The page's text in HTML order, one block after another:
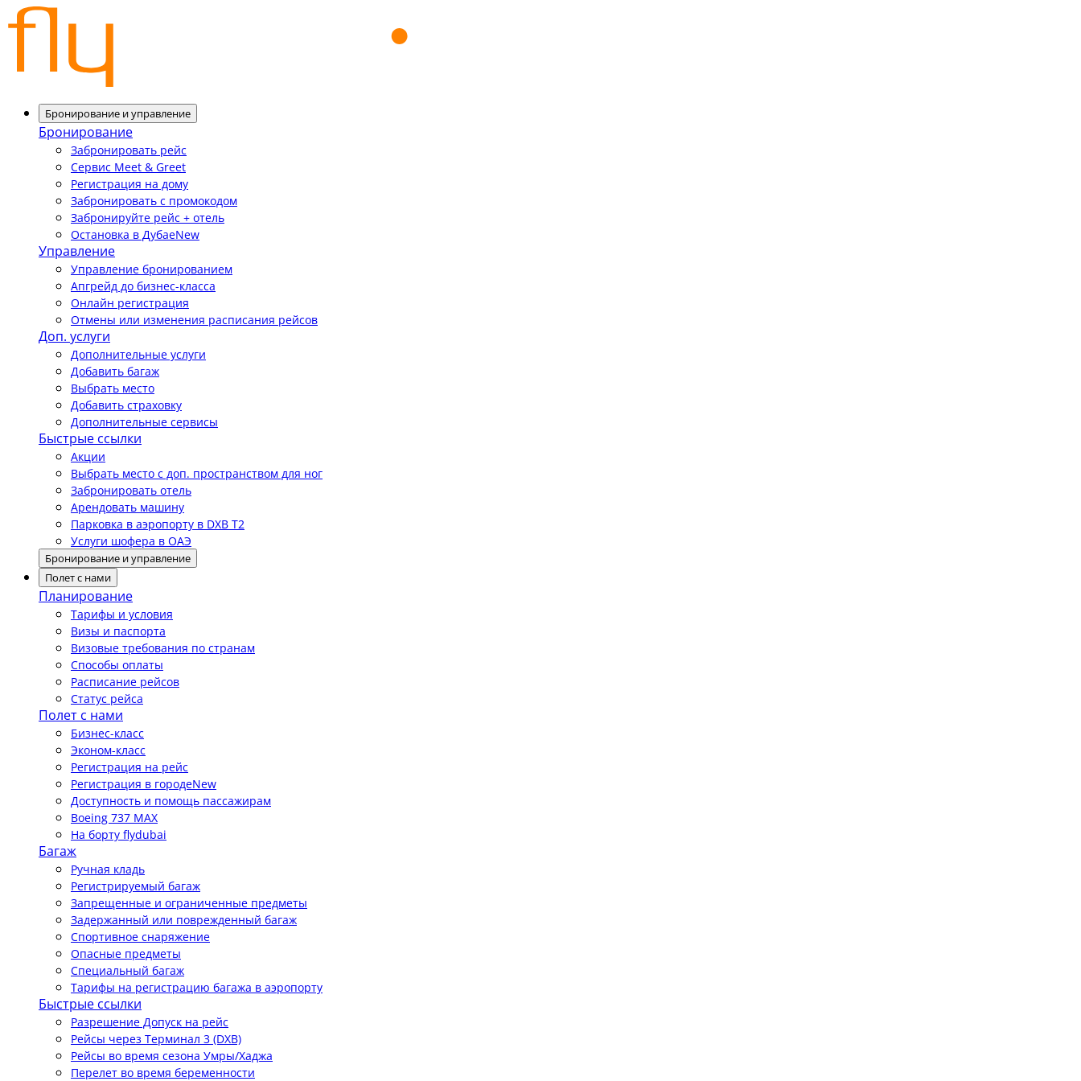
Бронирование и управление
Бронирование
Забронировать рейс
Сервис Meet & Greet
Регистрация на дому
Забронировать с промокодом
Забронируйте рейс + отель
Остановка в ДубаеNew
Управление
Управление бронированием
Апгрейд до бизнес-класса
Онлайн регистрация
Отмены или изменения расписания рейсов
Доп. услуги
Дополнительные услуги
Добавить багаж
Выбрать место
Добавить страховку
Дополнительные сервисы
Быстрые ссылки
Акции
Выбрать место с доп. пространством для ног
Забронировать отель
Арендовать машину
Парковка в аэропорту в DXB T2
Услуги шофера в ОАЭ
Бронирование и управление
Полет с нами
Планирование
Тарифы и условия
Визы и паспорта
Визовые требования по странам
Способы оплаты
Расписание рейсов
Статус рейса
Полет с нами
Бизнес-класс
Эконом-класс
Регистрация на рейс
Регистрация в городеNew
Доступность и помощь пассажирам
Boeing 737 MAX
На борту flydubai
Багаж
Ручная кладь
Регистрируемый багаж
Запрещенные и ограниченные предметы
Задержанный или поврежденный багаж
Спортивное снаряжение
Опасные предметы
Специальный багаж
Тарифы на регистрацию багажа в аэропорту
Быстрые ссылки
Разрешение Допуск на рейс
Рейсы через Терминал 3 (DXB)
Рейсы во время сезона Умры/Хаджа
Перелет во время беременности